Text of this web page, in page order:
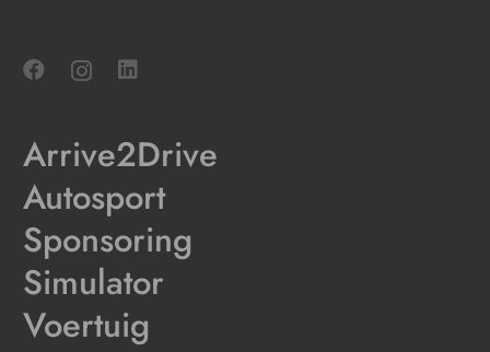
Arrive2Drive
Autosport
Sponsoring
Simulator
Voertuig